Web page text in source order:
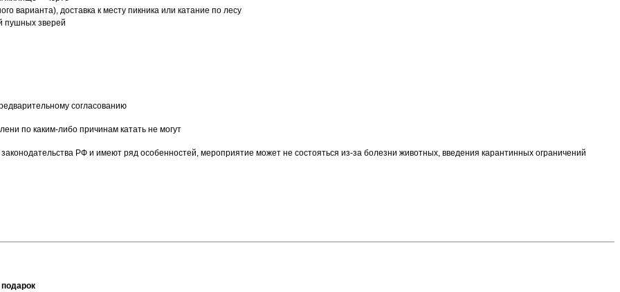
варианта), доставка к месту пикника или катание по лесу
пушных зверей
согласованию
по каким-либо причинам катать не могут
РФ и имеют ряд особенностей, мероприятие может не состояться из-за болезни животных, введения карантинных ограничений